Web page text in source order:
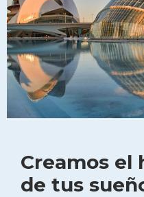
Creamos el
de tus